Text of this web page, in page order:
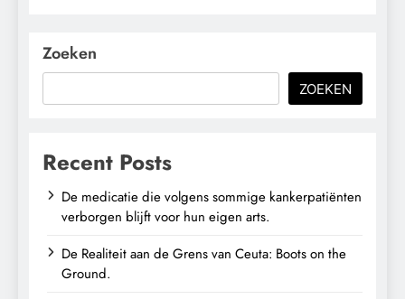
Zoeken
ZOEKEN
Recent Posts
De medicatie die volgens sommige kankerpatiënten
verborgen blijft voor hun eigen arts.
De Realiteit aan de Grens van Ceuta: Boots on the
Ground.